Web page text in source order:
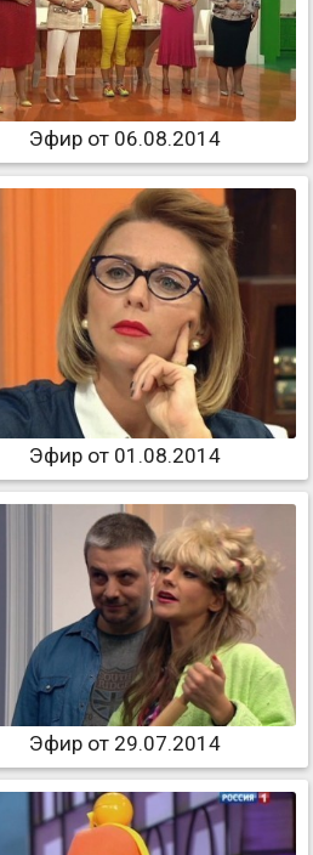
Эфир от 06.08.2014
Эфир от 01.08.2014
Эфир от 29.07.2014